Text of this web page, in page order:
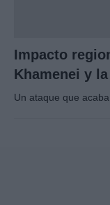
Impacto
Khamenei y
Un ataque que